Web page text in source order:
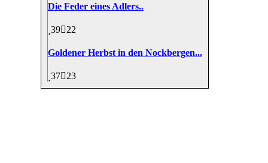
Die Feder eines Adlers..
39 22
Goldener Herbst in den Nockbergen...
37 23